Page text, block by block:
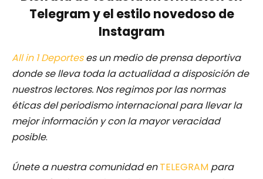
Telegram y el estilo novedoso de
Instagram
All in 1 Deporteses un medio de prensa deportiva
donde se lleva toda la actualidad a disposición de
nuestros lectores. Nos regimos por las normas
éticas del periodismo internacional para llevar la
mejor información y con la mayor veracidad
posible.
Únete a nuestra comunidad enTELEGRAM para